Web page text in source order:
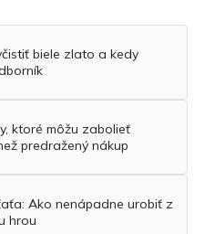
biele zlato a kedy
ktoré môžu zabolieť
predražený nákup
Ako nenápadne urobiť z
hrou